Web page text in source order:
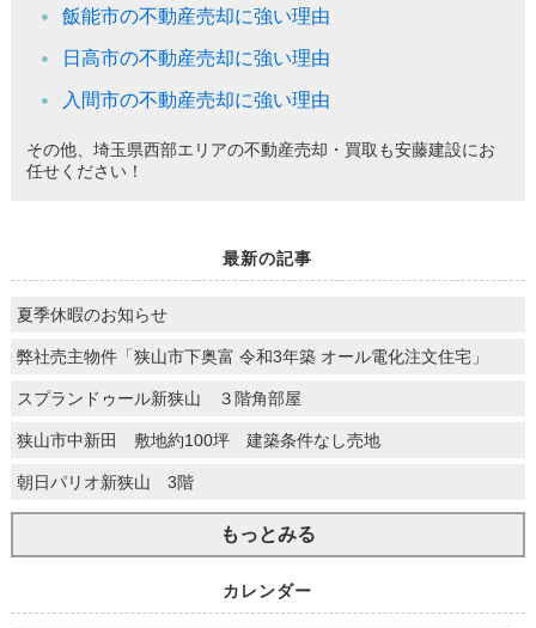
飯能市の不動産売却に強い理由
日高市の不動産売却に強い理由
入間市の不動産売却に強い理由
その他、埼玉県西部エリアの不動産売却・買取も安藤建設にお
任せください！
最新の記事
夏季休暇のお知らせ
弊社売主物件「狭山市下奥富 令和3年築 オール電化注文住宅」
スプランドゥール新狭山 ３階角部屋
狭山市中新田 敷地約100坪 建築条件なし売地
朝日パリオ新狭山 3階
もっとみる
カレンダー